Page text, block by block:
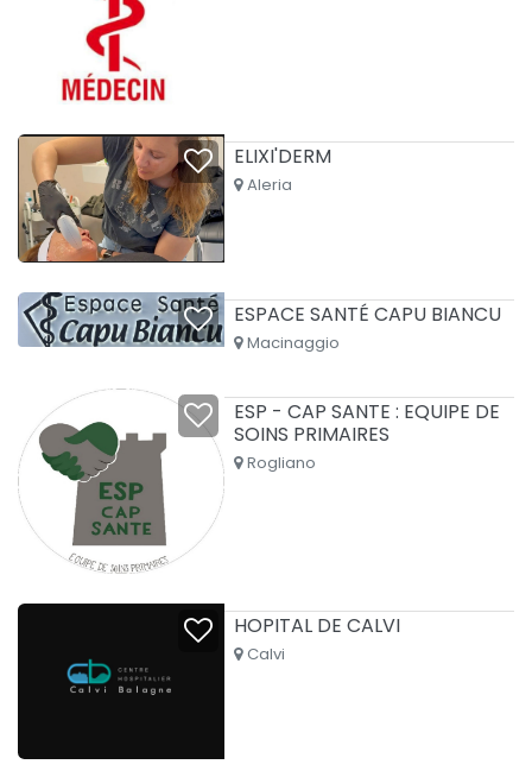
ELIXI'DERM
Aleria
ESPACE SANTÉ CAPU BIANCU
Macinaggio
ESP - CAP SANTE : EQUIPE DE
SOINS PRIMAIRES
Rogliano
HOPITAL DE CALVI
Calvi